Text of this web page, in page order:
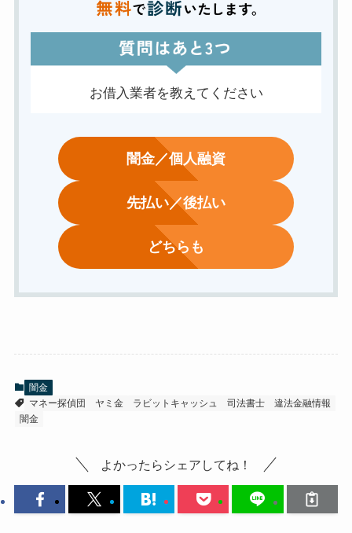
お借入業者を教えてください
闇金／個人融資
先払い／後払い
どちらも
闇金
マネー探偵団
ヤミ金 ラビットキャッシュ 司法書士
違法金融情報
闇金
よかったらシェアしてね！